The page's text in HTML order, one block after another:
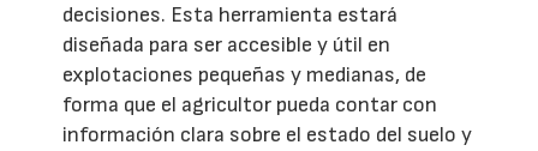
decisiones. Esta herramienta estará
diseñada para ser accesible y útil en
explotaciones pequeñas y medianas, de
forma que el agricultor pueda contar con
información clara sobre el estado del suelo y